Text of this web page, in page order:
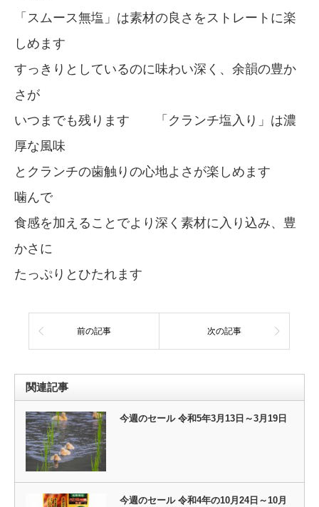
「スムース無塩」は素材の良さをストレートに楽
しめます
すっきりとしているのに味わい深く、余韻の豊か
さが
いつまでも残ります 「クランチ塩入り」は濃
厚な風味
とクランチの歯触りの心地よさが楽しめます
噛んで
食感を加えることでより深く素材に入り込み、豊
かさに
たっぷりとひたれます
前の記事 次の記事
関連記事
今週のセール 令和5年3月13日～3月19日
今週のセール 令和4年の10月24日～10月